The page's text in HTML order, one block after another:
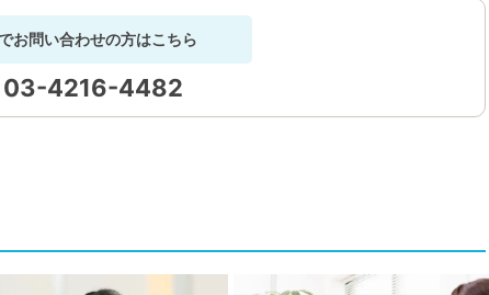
お問い合わせの方はこちら
03-4216-4482